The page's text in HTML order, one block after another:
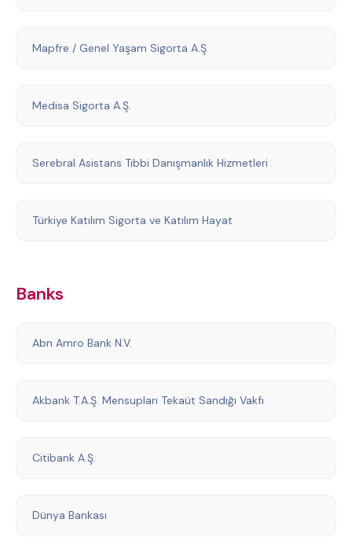
Mapfre / Genel Yaşam Sigorta A.Ş.
Medisa Sigorta A.Ş.
Serebral Asistans Tıbbi Danışmanlık Hizmetleri
Türkiye Katılım Sigorta ve Katılım Hayat
Banks
Abn Amro Bank N.V.
Akbank T.A.Ş. Mensupları Tekaüt Sandığı Vakfı
Citibank A.Ş.
Dünya Bankası